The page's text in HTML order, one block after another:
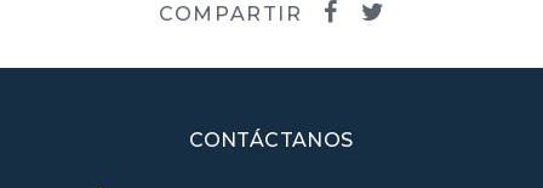
COMPARTIR
CONTÁCTANOS